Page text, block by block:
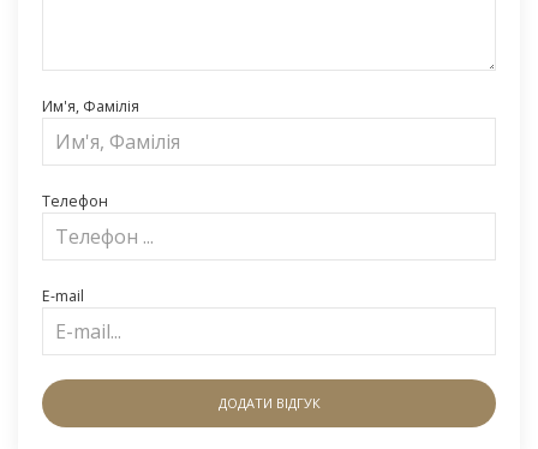
Им'я, Фамілія
Телефон
E-mail
ДОДАТИ ВІДГУК